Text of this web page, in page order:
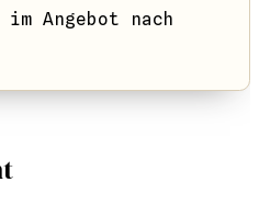
Angebot nach